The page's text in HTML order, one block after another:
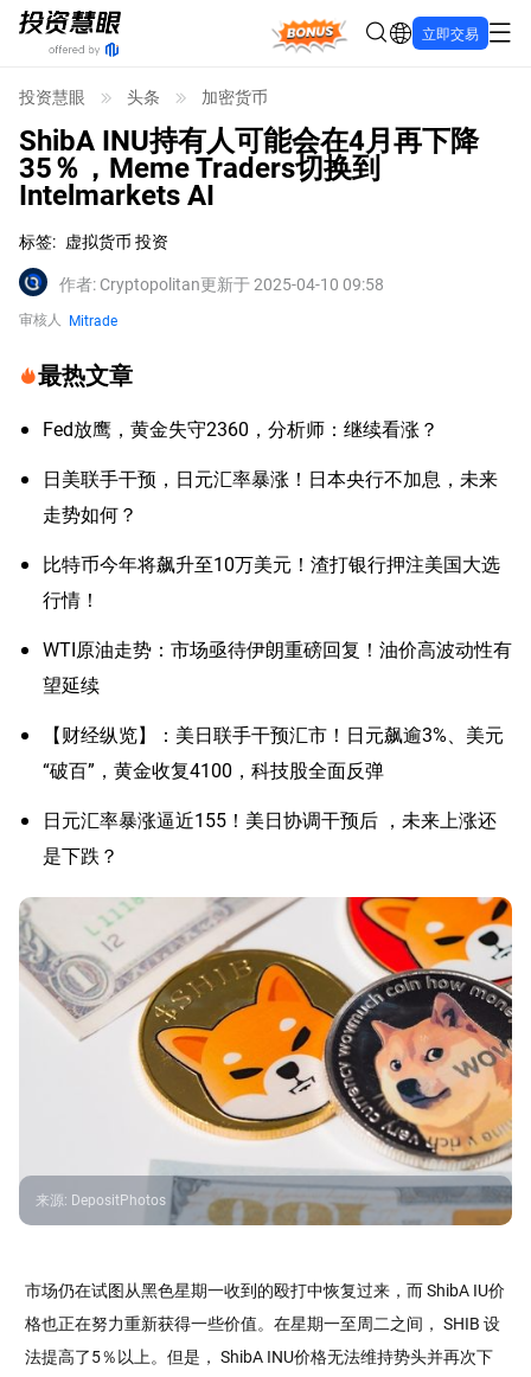
Bonus 立即交易
投资慧眼 头条 加密货币
ShibA INU持有人可能会在4月再下降
35％，Meme Traders切换到
Intelmarkets AI
标签: 虚拟货币 投资
作者: Cryptopolitan更新于 2025-04-10 09:58
审核人 Mitrade
最热文章
Fed放鹰，黄金失守2360，分析师：继续看涨？
日美联手干预，日元汇率暴涨！日本央行不加息，未来
走势如何？
比特币今年将飙升至10万美元！渣打银行押注美国大选
行情！
WTI原油走势：市场亟待伊朗重磅回复！油价高波动性有
望延续
【财经纵览】：美日联手干预汇市！日元飙逾3%、美元
“破百”，黄金收复4100，科技股全面反弹
日元汇率暴涨逼近155！美日协调干预后 ，未来上涨还
是下跌？
来源: DepositPhotos
市场仍在试图从黑色星期一收到的殴打中恢复过来，而 ShibA IU价
格也正在努力重新获得一些价值。在星期一至周二之间， SHIB 设
法提高了5％以上。但是， ShibA INU价格无法维持势头并再次下